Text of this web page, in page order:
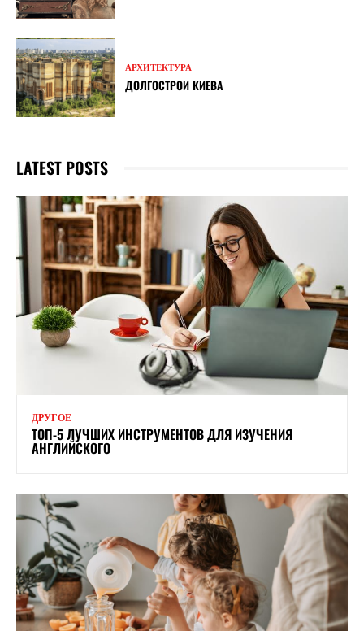
АРХИТЕКТУРА
ДОЛГОСТРОИ КИЕВА
LATEST POSTS
ДРУГОЕ
ТОП-5 ЛУЧШИХ ИНСТРУМЕНТОВ ДЛЯ ИЗУЧЕНИЯ
АНГЛИЙСКОГО